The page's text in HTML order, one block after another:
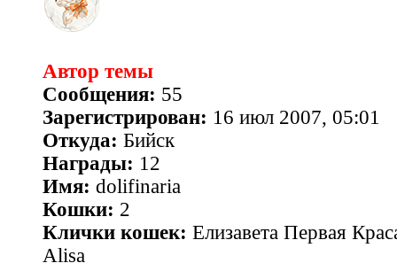
Автор темы
Сообщения: 55
Зарегистрирован: 16 июл 2007, 05:01
Откуда: Бийск
Награды: 12
Имя: dolifinaria
Кошки: 2
Клички кошек: Елизавета Первая
Alisa